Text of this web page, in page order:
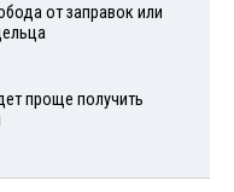
от заправок или
проще получить